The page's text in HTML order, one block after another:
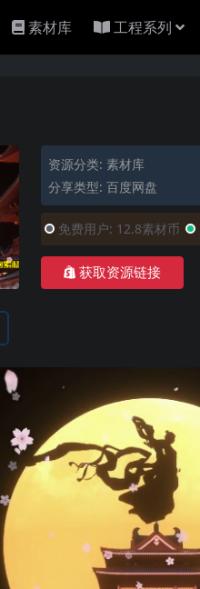
素材库 工程系列
资源分类: 素材库
分享类型: 百度网盘
免费用户: 12.8素材币
获取资源链接